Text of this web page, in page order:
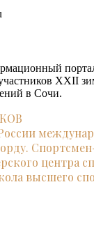
участников ХХII
в Сочи.
центра
высшего